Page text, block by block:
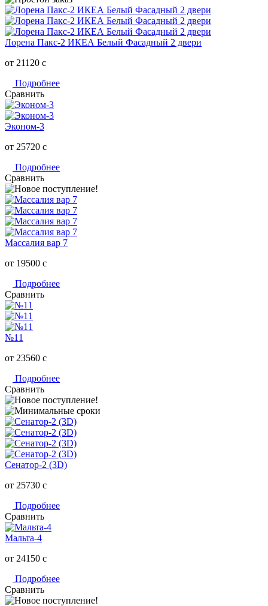
Лорена Пакс-2 ИКЕА Белый Фасадный 2 двери
от 21120 c
Подробнее
Сравнить
Эконом-3
от 25720 c
Подробнее
Сравнить
Массалия вар 7
от 19500 c
Подробнее
Сравнить
№11
от 23560 c
Подробнее
Сравнить
Сенатор-2 (3D)
от 25730 c
Подробнее
Сравнить
Мальта-4
от 24150 c
Подробнее
Сравнить